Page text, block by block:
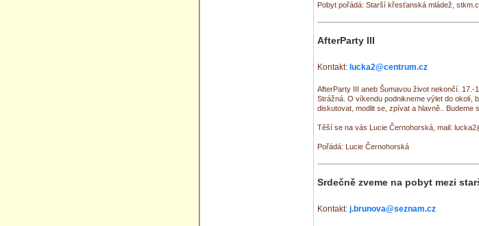
Pobyt pořádá: Starší křesťanská mládež,
AfterParty III
Kontakt: lucka2@centrum.cz
AfterParty III aneb Šumavou život nekončí.
Strážná. O víkendu podnikneme výlet do okolí,
diskutovat, modlit se, zpívat a hlavně.. Budeme
Těší se na vás Lucie Černohorská, mail:
Pořádá: Lucie Černohorská
Srdečně zveme na pobyt mezi
Kontakt: j.brunova@seznam.cz